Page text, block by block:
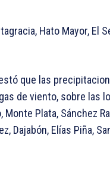
Hato Mayor, El
que las
de viento, sobre las
Plata, Sánchez
Dajabón, Elías Piña,